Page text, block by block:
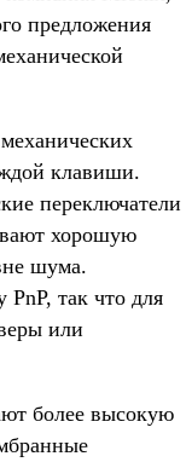
предложения
клавиши.
переключатели
хорошую
шума.
PnP, так что для
или
более высокую